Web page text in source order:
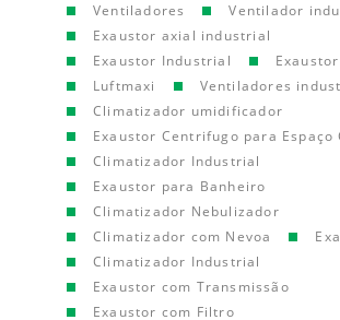
Ventiladores
Ventilador
Exaustor axial industrial
Exaustor Industrial
Luftmaxi
Ventiladores
Climatizador umidificador
Exaustor Centrifugo para Espaço
Climatizador Industrial
Exaustor para Banheiro
Climatizador Nebulizador
Climatizador com Nevoa
Climatizador Industrial
Exaustor com Transmissão
Exaustor com Filtro